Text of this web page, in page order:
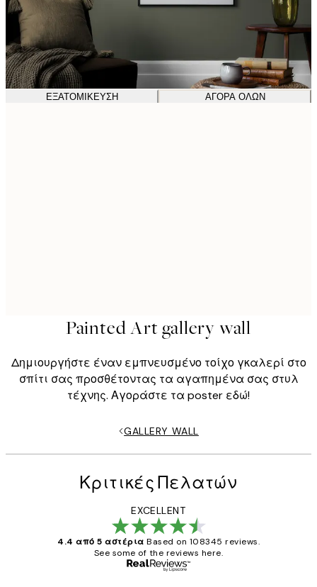
ΕΞΑΤΟΜΊΚΕΥΣΗ ΑΓΟΡΆ ΌΛΩΝ
Painted Art gallery wall
Δημιουργήστε έναν εμπνευσμένο τοίχο γκαλερί στο
σπίτι σας προσθέτοντας τα αγαπημένα σας στυλ
τέχνης. Αγοράστε τα poster εδώ!
GALLERY WALL
Κριτικές Πελατών
EXCELLENT
4.4 από 5 αστέρια Based on 108345 reviews.
See some of the reviews here.